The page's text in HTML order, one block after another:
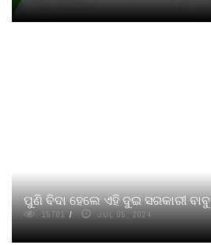
ପୁଣି ବିଦା ହେଲେ ଏହି ଦୁଇ ସରକାରୀ ବାବୁ
15701 JUL 05, 2024